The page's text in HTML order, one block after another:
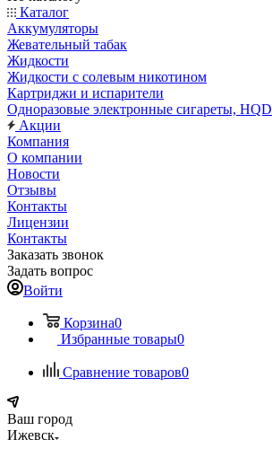
Каталог
Аккумуляторы
Жевательный табак
Жидкости
Жидкости с солевым никотином
Картриджи и испарители
Одноразовые электронные сигареты, HQD
Акции
Компания
О компании
Новости
Отзывы
Контакты
Лицензии
Контакты
Заказать звонок
Задать вопрос
Войти
Корзина0
Избранные товары0
Сравнение товаров0
Ваш город
Ижевск